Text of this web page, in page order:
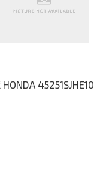
45251SJHE10